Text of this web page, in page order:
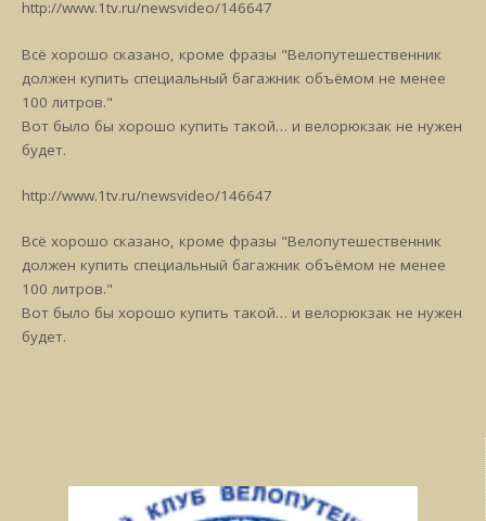
http://www.1tv.ru/newsvideo/146647
Всё хорошо сказано, кроме фразы "Велопутешественник
должен купить специальный багажник объёмом не менее
100 литров."
Вот было бы хорошо купить такой… и велорюкзак не нужен
будет.
http://www.1tv.ru/newsvideo/146647
Всё хорошо сказано, кроме фразы "Велопутешественник
должен купить специальный багажник объёмом не менее
100 литров."
Вот было бы хорошо купить такой… и велорюкзак не нужен
будет.